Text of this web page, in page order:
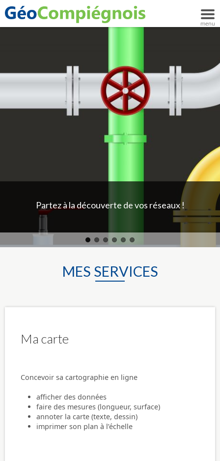
Partez à la découverte de vos réseaux !
MES SERVICES
Ma carte
Concevoir sa cartographie en ligne
afficher des données
faire des mesures (longueur, surface)
annoter la carte (texte, dessin)
imprimer son plan à l’échelle